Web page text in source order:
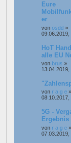
Eure
er
von ösdd »
09.06.2019,
HoT
alle EU
von brus »
13.04.2019,
von r a g e »
08.10.2017,
5G -
Ergebnis
von r a g e »
07.03.2019,